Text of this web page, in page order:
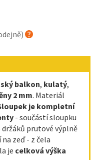
balkon, kulatý,
2 mm. Materiál
je kompletní
- součástí sloupku
držáků prutové výplně
zeď - z čela
je celková výška